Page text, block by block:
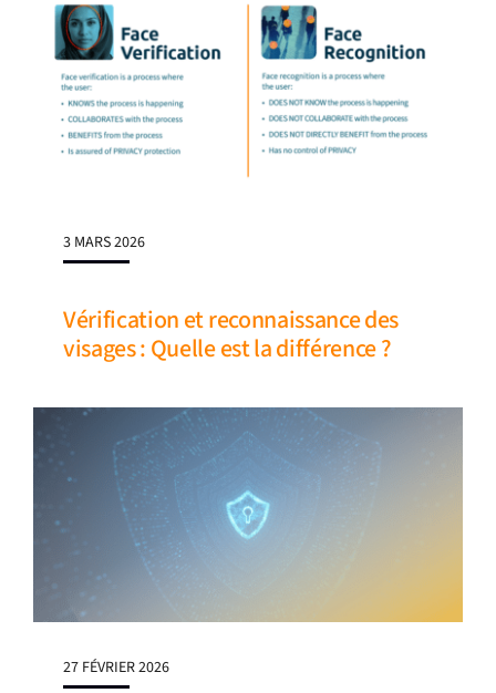
3 MARS 2026
Vérification et reconnaissance des
visages : Quelle est la différence ?
27 FÉVRIER 2026